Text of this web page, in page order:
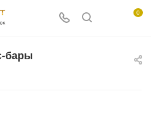
0
бары